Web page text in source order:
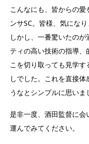
こんなにも、皆からの
ンサSC。皆様、気にな
しかし、一番驚いたの
ティの高い技術の指導
こを切り取っても見学
しでした。これを直接
うなとシンプルに思いま
是非一度、酒田監督に
運んでみてください。